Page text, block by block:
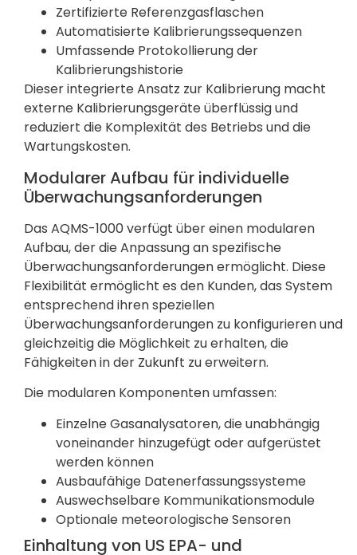
Zertifizierte Referenzgasflaschen
Automatisierte Kalibrierungssequenzen
Umfassende Protokollierung der
Kalibrierungshistorie
Dieser integrierte Ansatz zur Kalibrierung macht
externe Kalibrierungsgeräte überflüssig und
reduziert die Komplexität des Betriebs und die
Wartungskosten.
Modularer Aufbau für individuelle
Überwachungsanforderungen
Das AQMS-1000 verfügt über einen modularen
Aufbau, der die Anpassung an spezifische
Überwachungsanforderungen ermöglicht. Diese
Flexibilität ermöglicht es den Kunden, das System
entsprechend ihren speziellen
Überwachungsanforderungen zu konfigurieren und
gleichzeitig die Möglichkeit zu erhalten, die
Fähigkeiten in der Zukunft zu erweitern.
Die modularen Komponenten umfassen:
Einzelne Gasanalysatoren, die unabhängig
voneinander hinzugefügt oder aufgerüstet
werden können
Ausbaufähige Datenerfassungssysteme
Auswechselbare Kommunikationsmodule
Optionale meteorologische Sensoren
Einhaltung von US EPA- und